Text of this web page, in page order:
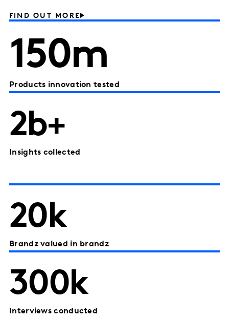
FIND OUT MORE
150m
Products innovation tested
2b+
Insights collected
20k
Brandz valued in brandz
300k
Interviews conducted